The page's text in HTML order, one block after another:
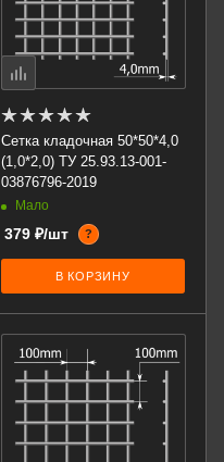
Сетка кладочная 50*50*4,0
(1,0*2,0) ТУ 25.93.13-001-
03876796-2019
Мало
379 ₽/шт ?
В КОРЗИНУ